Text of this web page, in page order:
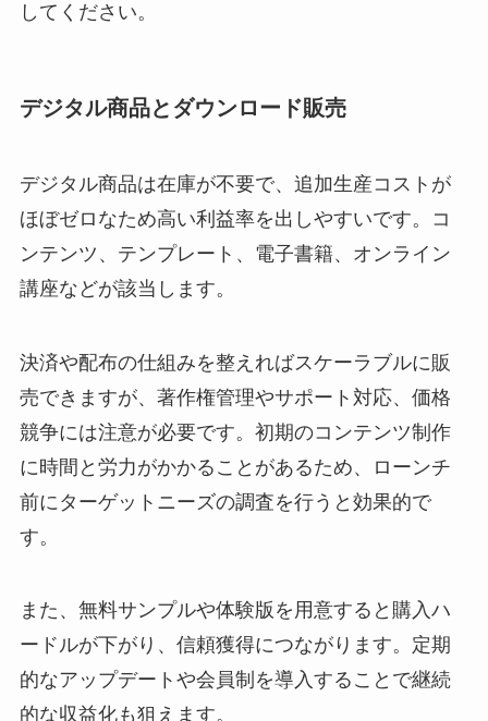
してください。
デジタル商品とダウンロード販売
デジタル商品は在庫が不要で、追加生産コストが
ほぼゼロなため高い利益率を出しやすいです。コ
ンテンツ、テンプレート、電子書籍、オンライン
講座などが該当します。
決済や配布の仕組みを整えればスケーラブルに販
売できますが、著作権管理やサポート対応、価格
競争には注意が必要です。初期のコンテンツ制作
に時間と労力がかかることがあるため、ローンチ
前にターゲットニーズの調査を行うと効果的で
す。
また、無料サンプルや体験版を用意すると購入ハ
ードルが下がり、信頼獲得につながります。定期
的なアップデートや会員制を導入することで継続
的な収益化も狙えます。